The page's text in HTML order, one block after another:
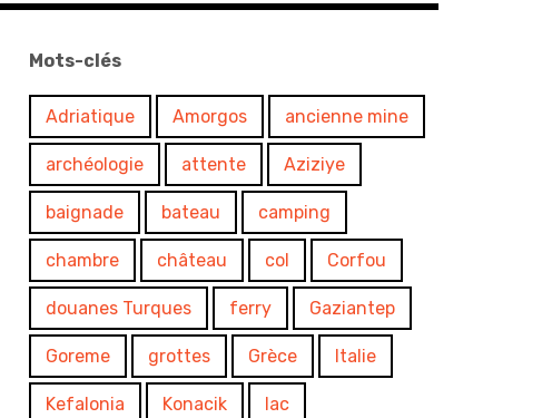
Mots-clés
Adriatique Amorgos ancienne mine
archéologie attente Aziziye
baignade bateau camping
chambre château col Corfou
douanes Turques ferry Gaziantep
Goreme grottes Grèce Italie
Kefalonia Konacik lac